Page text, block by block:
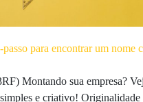
passo para encontrar um nome
Montando sua empresa?
e criativo! Originalidade